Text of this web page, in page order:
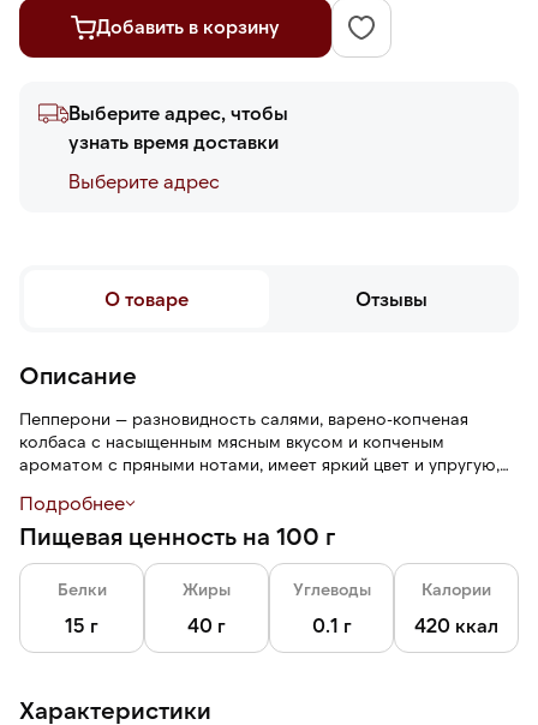
Добавить в корзину
Выберите адрес, чтобы
узнать время доставки
Выберите адреc
О товаре Отзывы
Описание
Пепперони — разновидность салями, варено-копченая
колбаса с насыщенным мясным вкусом и копченым
ароматом с пряными нотами, имеет яркий цвет и упругую,
отделяются друг от друга, что экономит время и сокращает
работу на кухне.
Подробнее
Пищевая ценность на 100 г
Белки
15 г
Жиры
40 г
Углеводы
0.1 г
Калории
420 ккал
Характеристики